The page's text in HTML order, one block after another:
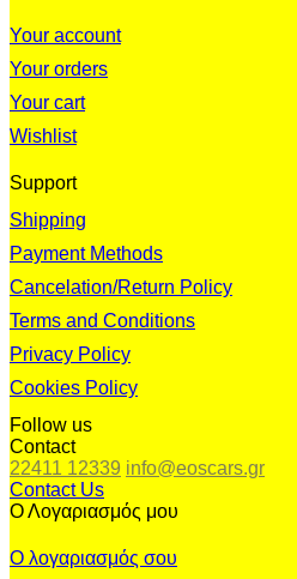
Your account
Your orders
Your cart
Wishlist
Support
Shipping
Payment Methods
Cancelation/Return Policy
Terms and Conditions
Privacy Policy
Cookies Policy
Follow us
Contact
22411 12339 info@eoscars.gr
Contact Us
Ο Λογαριασμός μου
Ο λογαριασμός σου